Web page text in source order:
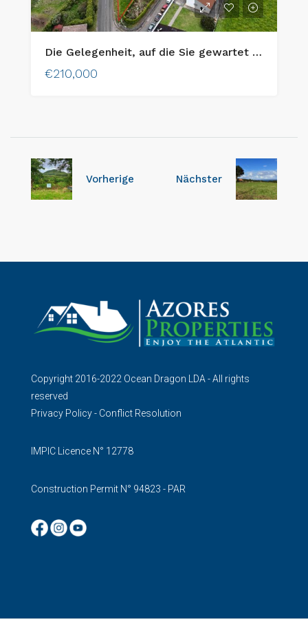
Die Gelegenheit, auf die Sie gewartet haben, um Ihr Traumhaus auf Faial Island zu bauen!
€210,000
Vorherige Nächster
Copyright 2016-2022 Ocean Dragon LDA - All rights
reserved
Privacy Policy- Conflict Resolution
IMPIC Licence N° 12778
Construction Permit N° 94823 - PAR